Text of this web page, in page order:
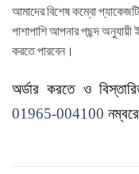
আমাদের বিশেষ কম্বো
পাশাপাশি আপনার পছন্দ
করতে পারবেন।
অর্ডার করতে ও
01965-004100